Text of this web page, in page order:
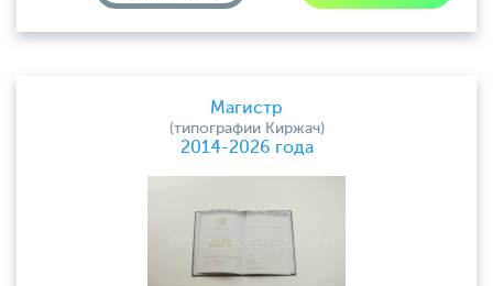
Магистр
(типографии Киржач)
2014-2026 года